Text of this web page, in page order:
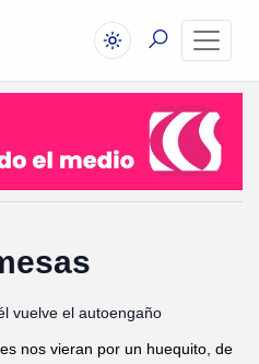
vuelve el autoengaño
nos vieran por un huequito, de